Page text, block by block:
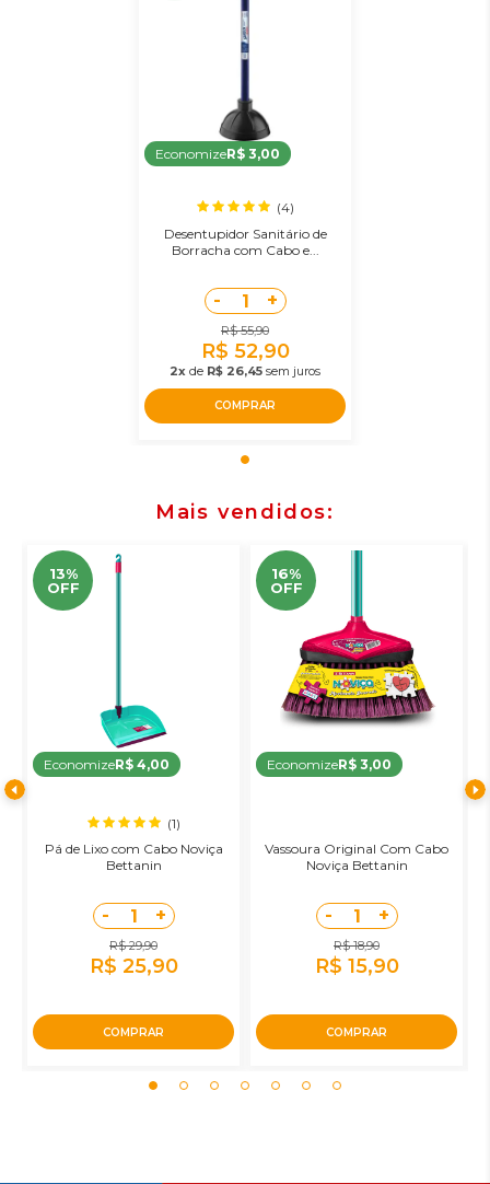
EconomizeR$ 3,00
(4)
Desentupidor Sanitário de
Borracha com Cabo e...
- 1 +
R$ 55,90
R$ 52,90
2x de R$ 26,45 sem juros
COMPRAR
Mais vendidos
13%
OFF
EconomizeR$ 4,00
(1)
Pá de Lixo com Cabo Noviça
Bettanin
- 1 +
R$ 29,90
R$ 25,90
COMPRAR
16%
OFF
EconomizeR$ 3,00
Vassoura Original Com Cabo
Noviça Bettanin
- 1 +
R$ 18,90
R$ 15,90
COMPRAR